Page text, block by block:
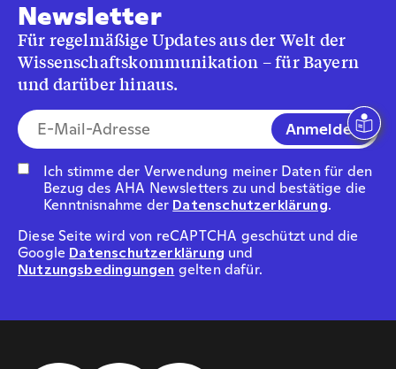
Newsletter
Für regelmäßige Updates aus der Welt der
Wissenschaftskommunikation – für Bayern
und darüber hinaus.
E-Mail-Addresse*
Ich stimme der Verwendung meiner Daten für den
Bezug des AHA Newsletters zu und bestätige die
Kenntnisnahme der Datenschutzerklärung.
Diese Seite wird von reCAPTCHA geschützt und die
Google Datenschutzerklärung und
Nutzungsbedingungen gelten dafür.